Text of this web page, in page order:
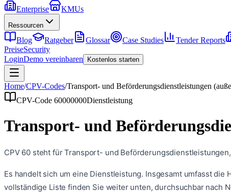
Enterprise
KMUs
Ressourcen
Blog Ratgeber Glossar Case Studies Tender Reports
PreiseSecurity
LoginDemo vereinbaren Kostenlos starten
Home/CPV-Codes/Transport- und Beförderungsdienstleistungen
CPV-Code 60000000Dienstleistung
Transport- und
CPV 60 steht für Transport- und
Es handelt sich um eine Dienstleistung. Insgesamt umfasst die
vollständige Liste finden Sie weiter unten, durchsuchbar nach